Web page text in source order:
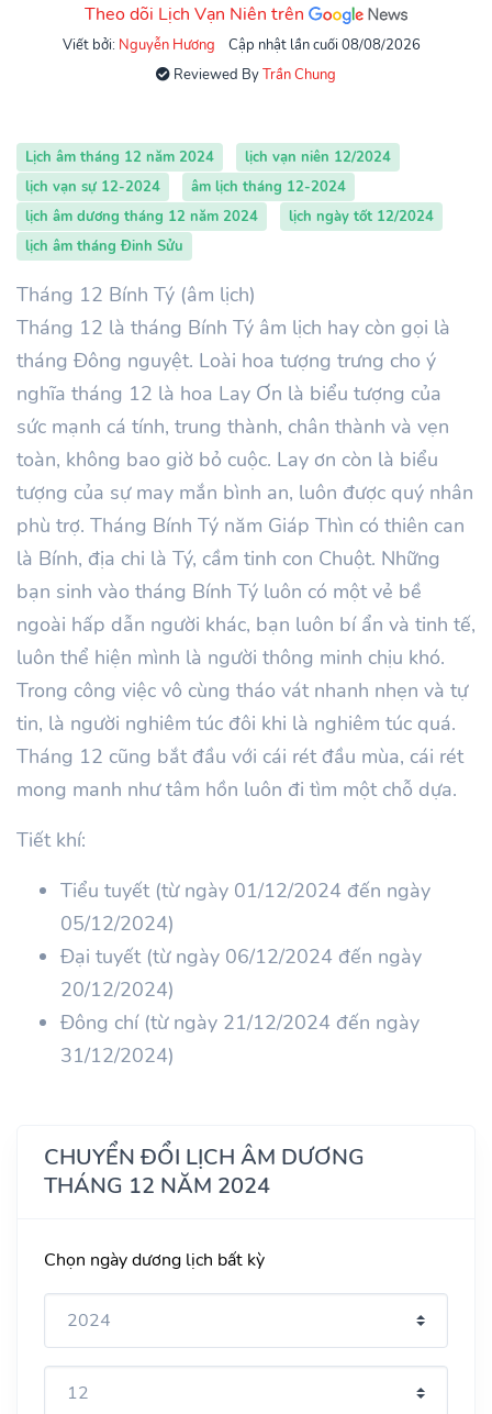
Theo dõi Lịch Vạn Niên trên
Viết bởi: Nguyễn Hương
Cập nhật lần cuối 08/08/2026
Reviewed ByTrần Chung
Lịch âm tháng 12 năm 2024
lịch vạn niên 12/2024
lịch vạn sự 12-2024
âm lịch tháng 12-2024
lịch âm dương tháng 12 năm 2024
lịch ngày tốt 12/2024
lịch âm tháng Đinh Sửu
Tháng 12 Bính Tý (âm lịch)
Tháng 12 là tháng Bính Tý âm lịch hay còn gọi là
tháng Đông nguyệt. Loài hoa tượng trưng cho ý
nghĩa tháng 12 là hoa Lay Ơn là biểu tượng của
sức mạnh cá tính, trung thành, chân thành và vẹn
toàn, không bao giờ bỏ cuộc. Lay ơn còn là biểu
tượng của sự may mắn bình an, luôn được quý nhân
phù trợ. Tháng Bính Tý năm Giáp Thìn có thiên can
là Bính, địa chi là Tý, cầm tinh con Chuột. Những
bạn sinh vào tháng Bính Tý luôn có một vẻ bề
ngoài hấp dẫn người khác, bạn luôn bí ẩn và tinh tế,
luôn thể hiện mình là người thông minh chịu khó.
Trong công việc vô cùng tháo vát nhanh nhẹn và tự
tin, là người nghiêm túc đôi khi là nghiêm túc quá.
Tháng 12 cũng bắt đầu với cái rét đầu mùa, cái rét
mong manh như tâm hồn luôn đi tìm một chỗ dựa.
Tiết khí:
Tiểu tuyết (từ ngày 01/12/2024 đến ngày
05/12/2024)
Đại tuyết (từ ngày 06/12/2024 đến ngày
20/12/2024)
Đông chí (từ ngày 21/12/2024 đến ngày
31/12/2024)
CHUYỂN ĐỔI LỊCH ÂM DƯƠNG
THÁNG 12 NĂM 2024
Chọn ngày dương lịch bất kỳ